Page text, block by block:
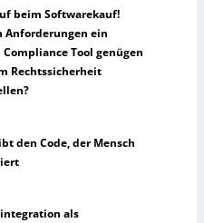
beim Softwarekauf!
Anforderungen ein
Tool genügen
Rechtssicherheit
den Code, der Mensch
als